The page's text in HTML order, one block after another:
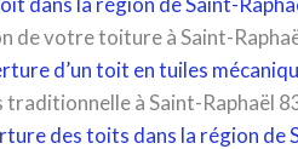
de votre toiture à Saint-
d’un toit en tuiles
à Saint-Raphaël
des toits dans la région de